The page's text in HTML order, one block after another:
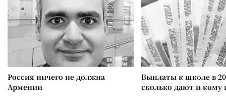
Россия ничего не должна
Армении
Выплаты к школе в
сколько дают и